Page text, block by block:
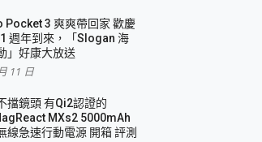
Pocket 3 爽爽帶回家 歡慶
週年到來，「Slogan 海
」好康大放送
11 日
擋鏡頭 有Qi2認證的
MXs2 5000mAh
線急速行動電源 開箱 評測